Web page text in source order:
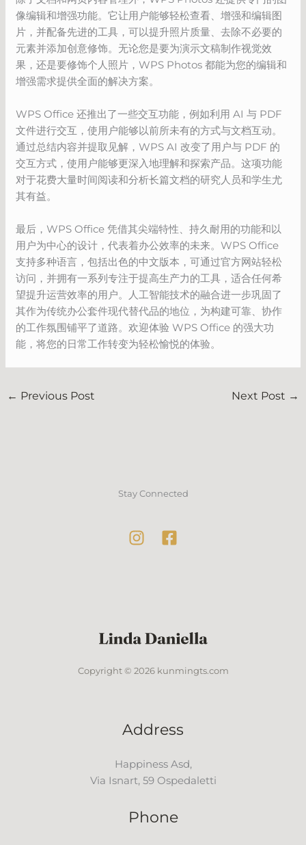
像编辑和增强功能。它让用户能够轻松查看、增强和编辑图
片，并配备先进的工具，可以提升照片质量、去除不必要的
元素并添加创意修饰。无论您是要为演示文稿制作视觉效
果，还是要修饰个人照片，WPS Photos 都能为您的编辑和
增强需求提供全面的解决方案。
WPS Office 还推出了一些交互功能，例如利用 AI 与 PDF
文件进行交互，使用户能够以前所未有的方式与文档互动。
通过总结内容并提取见解，WPS AI 改变了用户与 PDF 的
交互方式，使用户能够更深入地理解和探索产品。这项功能
对于花费大量时间阅读和分析长篇文档的研究人员和学生尤
其有益。
最后，WPS Office 凭借其尖端特性、持久耐用的功能和以
用户为中心的设计，代表着办公效率的未来。WPS Office
支持多种语言，包括出色的中文版本，可通过官方网站轻松
访问，并拥有一系列专注于提高生产力的工具，适合任何希
望提升运营效率的用户。人工智能技术的融合进一步巩固了
其作为传统办公套件现代替代品的地位，为构建可靠、协作
的工作氛围铺平了道路。欢迎体验 WPS Office 的强大功
能，将您的日常工作转变为轻松愉悦的体验。
← Previous Post Next Post →
Stay Connected
Copyright © 2026 kunmingts.com
Address
Happiness Asd,
Via Isnart, 59 Ospedaletti
Phone